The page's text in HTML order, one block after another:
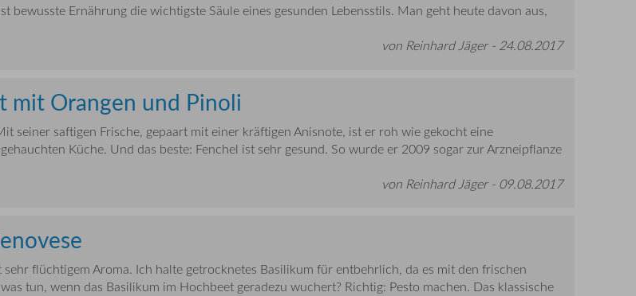
bewusste Ernährung die wichtigste Säule eines gesunden Lebensstils. Man geht heute davon aus,
von Reinhard Jäger - 24.08.2017
mit Orangen und Pinoli
seiner saftigen Frische, gepaart mit einer kräftigen Anisnote, ist er roh wie gekocht eine
Küche. Und das beste: Fenchel ist sehr gesund. So wurde er 2009 sogar zur Arzneipflanze
von Reinhard Jäger - 09.08.2017
flüchtigem Aroma. Ich halte getrocknetes Basilikum für entbehrlich, da es mit den frischen
tun, wenn das Basilikum im Hochbeet geradezu wuchert? Richtig: Pesto machen. Das klassische